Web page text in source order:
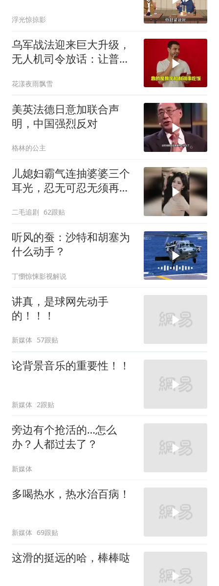
浮光惊掠影
乌军战法迎来巨大升级，
无人机司令放话：让普京
花漾夜雨飘雪
美英法德日意加联合声
明，中国强烈反对
格林的公主
儿媳妇霸气连抽婆婆三个
耳光，忍无可忍无须再
二毛追剧 62跟贴
听风的蚕：沙特和胡塞为
什么动手？
丁懰惊悚影视解说
讲真，是球网先动手
的！！！
新媒体 57跟贴
论背景音乐的重要性！！
新媒体 2跟贴
旁边有个抢活的…怎么
办？人都过去了？
新媒体
多喝热水，热水治百病！
新媒体 69跟贴
这滑的挺远的哈，棒棒哒